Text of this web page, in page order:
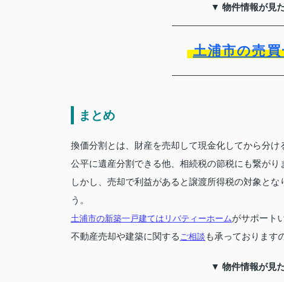
▼ 物件情報が見
土浦市の売
まとめ
換価分割とは、財産を売却して現金化してから分け
公平に遺産分割できる他、相続税の節税にも繋がり
しかし、売却で利益があると譲渡所得税の対象と
う。
土浦市の新築一戸建てはリバティーホームがサポート
不動産売却や建築に関する ご相談 も承っております
▼ 物件情報が見